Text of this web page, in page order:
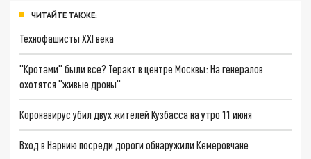
ЧИТАЙТЕ ТАКЖЕ:
Технофашисты XXI века
"Кротами" были все? Теракт в центре Москвы: На генералов
охотятся "живые дроны"
Коронавирус убил двух жителей Кузбасса на утро 11 июня
Вход в Нарнию посреди дороги обнаружили Кемеровчане